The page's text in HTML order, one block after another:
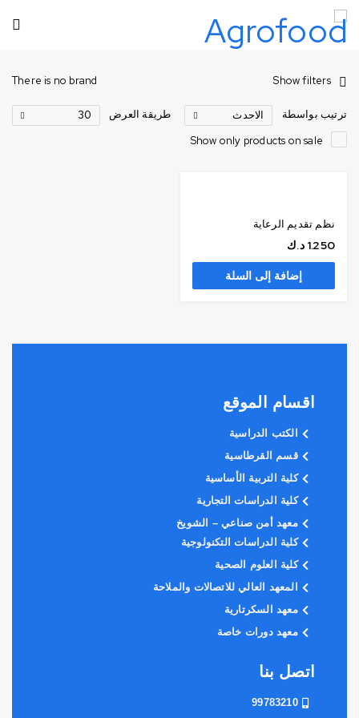
Show filters
There is no brand
ترتيب بواسطة
الاحدث
Show only products on sale
طريقة العرض 30
نظم تقديم الرعاية
1.250 د.ك
إضافة إلى السلة
اقسام الموقع
الكتب الدراسية
قسم القرطاسية
كلية التربية الأساسية
كلية الدراسات التجارية
معهد أمن صناعي – الشويخ
كلية الدراسات التكنولوجية
كلية العلوم الصحية
المعهد العالي للاتصالات والملاحة
معهد السكرتارية
معهد دورات خاصة
اتصل بنا
99783210